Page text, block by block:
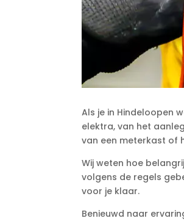
Als je in Hindeloopen
elektra, van het
van een meterkast of
Wij weten hoe
volgens de regels
voor je klaar.
Benieuwd naar